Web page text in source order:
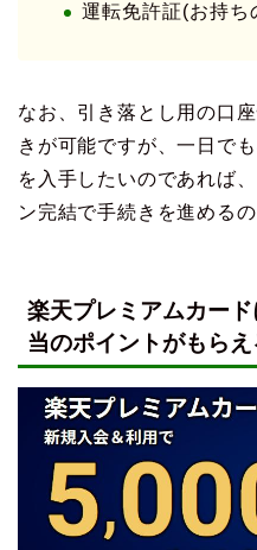
運転免許証(お持ち
なお、引き落とし用の口
きが可能ですが、一日で
を入手したいのであれば
ン完結で手続きを進める
楽天プレミアムカー
当のポイントがもらえ